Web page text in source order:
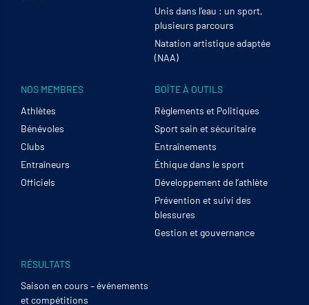
Unis dans l’eau : un sport,
plusieurs parcours
Natation artistique adaptée
(NAA)
NOS MEMBRES
Athlètes
Bénévoles
Clubs
Entraîneurs
Officiels
BOÎTE À OUTILS
Règlements et Politiques
Sport sain et sécuritaire
Entraînements
Éthique dans le sport
Développement de l’athlète
Prévention et suivi des
blessures
Gestion et gouvernance
RÉSULTATS
Saison en cours – événements
et compétitions